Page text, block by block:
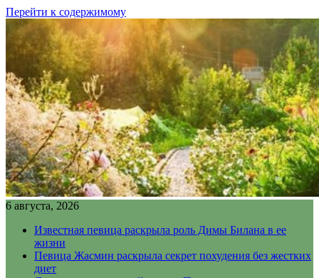
Перейти к содержимому
6 августа, 2026
Известная певица раскрыла роль Димы Билана в ее
жизни
Певица Жасмин раскрыла секрет похудения без жестких
диет